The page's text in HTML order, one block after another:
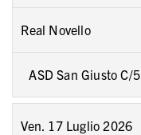
Real Novello
ASD San Giusto C/5
Ven. 17 Luglio 2026